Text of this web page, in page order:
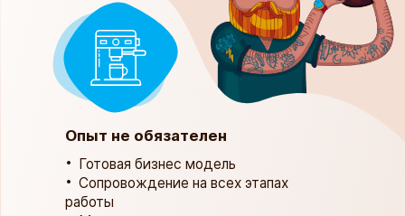
Опыт не обязателен
​​​​​​​Готовая бизнес модель
Сопровождение на всех этапах
работы